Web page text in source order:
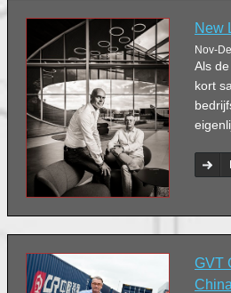
New
Nov-
Als
kort
GVT
China